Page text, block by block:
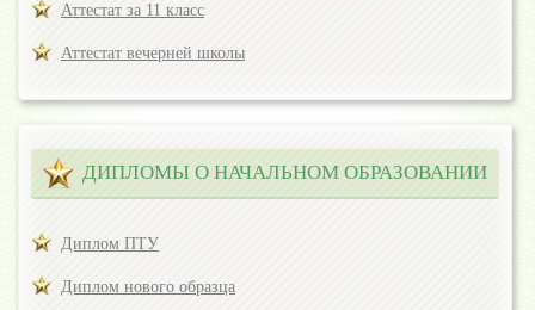
Аттестат за 11 класс
Аттестат вечерней школы
ДИПЛОМЫ О НАЧАЛЬНОМ ОБРАЗОВАНИИ
Диплом ПТУ
Диплом нового образца